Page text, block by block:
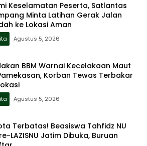
Keselamatan Peserta, Satlantas
Minta Latihan Gerak Jalan
ke Lokasi Aman
Agustus 5, 2026
BBM Warnai Kecelakaan Maut
Korban Tewas Terbakar
Agustus 5, 2026
Terbatas! Beasiswa Tahfidz NU
LAZISNU Jatim Dibuka, Buruan